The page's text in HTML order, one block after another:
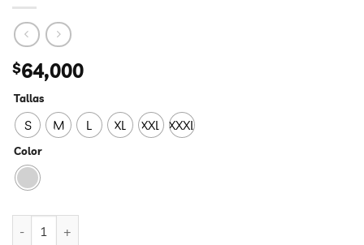
$64,000
Tallas
S M L XL XXL XXXL
Color